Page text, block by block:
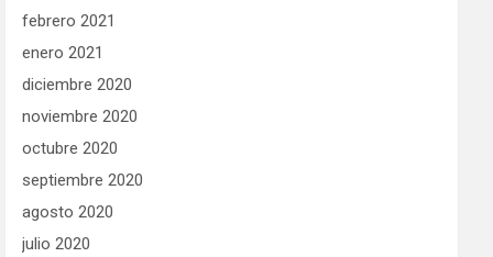
febrero 2021
enero 2021
diciembre 2020
noviembre 2020
octubre 2020
septiembre 2020
agosto 2020
julio 2020